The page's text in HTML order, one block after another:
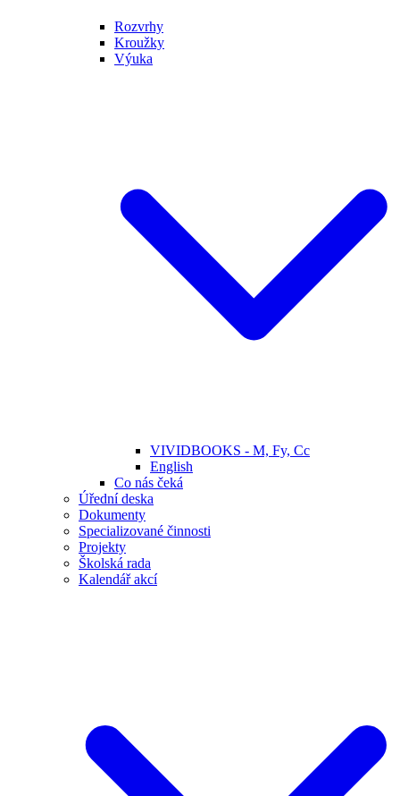
Rozvrhy
Kroužky
Výuka
VIVIDBOOKS - M, Fy, Cc
English
Co nás čeká
Úřední deska
Dokumenty
Specializované činnosti
Projekty
Školská rada
Kalendář akcí